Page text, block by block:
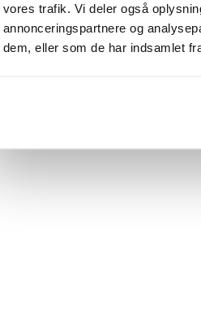
vores trafik. Vi deler også
annonceringspartnere og
dem, eller som de har indsamlet